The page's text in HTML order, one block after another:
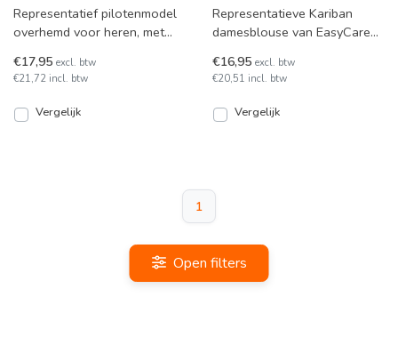
Representatief pilotenmodel
overhemd voor heren, met
knoopmanchetten en
EasyCare-behand
€17,95 excl. btw
€21,72 incl. btw
Vergelijk
Representatieve Kariban
damesblouse van EasyCare
knoopmanchetten en
borstzakken. Pil
€16,95 excl. btw
€20,51 incl. btw
Vergelijk
1
Open filters